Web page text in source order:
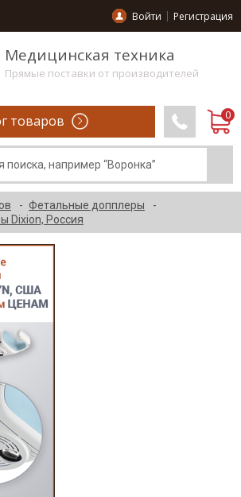
Войти Регистрация
Медицинская техника
Прямые поставки от производителей
товаров
Фетальные допплеры
Dixion, Россия